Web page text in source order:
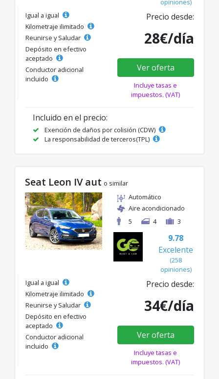
opiniones)
Igual a igual
Kilometraje ilimitado
Reunirse y Saludar
Depósito en efectivo
aceptado
Conductor adicional
incluido
Precio desde:
28€/día
Ver oferta
Incluye tasas e
impuestos. (VAT)
Incluido en el precio:
Exención de daños por colisión (CDW)
La responsabilidad de terceros(TPL)
Seat Leon IV aut o similar
Automático
Aire acondicionado
5
4 3
9.78
Excelente
(258
opiniones)
Igual a igual
Kilometraje ilimitado
Reunirse y Saludar
Depósito en efectivo
aceptado
Conductor adicional
incluido
Precio desde:
34€/día
Ver oferta
Incluye tasas e
impuestos. (VAT)